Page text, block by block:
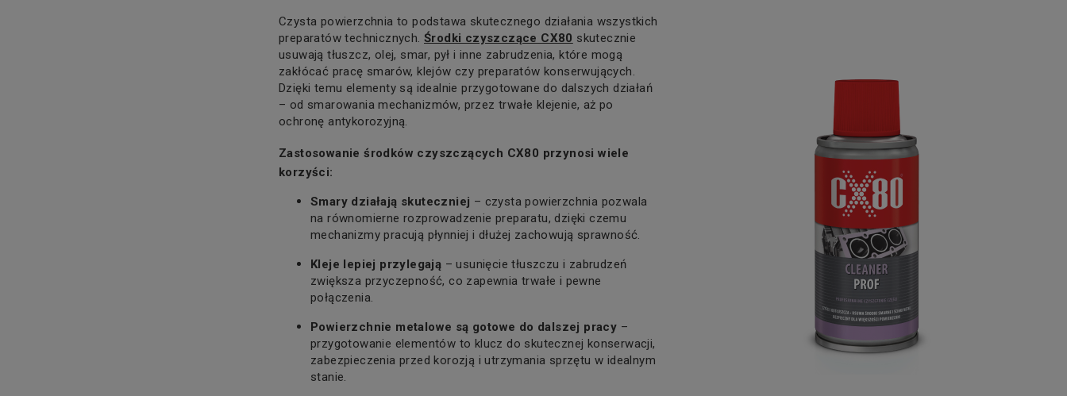
Czysta powierzchnia to podstawa skutecznego działania wszystkich
preparatów technicznych. Środki czyszczące CX80 skutecznie
usuwają tłuszcz, olej, smar, pył i inne zabrudzenia, które mogą
zakłócać pracę smarów, klejów czy preparatów konserwujących.
Dzięki temu elementy są idealnie przygotowane do dalszych działań
– od smarowania mechanizmów, przez trwałe klejenie, aż po
ochronę antykorozyjną.
Zastosowanie środków czyszczących CX80 przynosi wiele
korzyści:
Smary działają skuteczniej – czysta powierzchnia pozwala
na równomierne rozprowadzenie preparatu, dzięki czemu
mechanizmy pracują płynniej i dłużej zachowują sprawność.
Kleje lepiej przylegają – usunięcie tłuszczu i zabrudzeń
zwiększa przyczepność, co zapewnia trwałe i pewne
połączenia.
Powierzchnie metalowe są gotowe do dalszej pracy –
przygotowanie elementów to klucz do skutecznej konserwacji,
zabezpieczenia przed korozją i utrzymania sprzętu w idealnym
stanie.